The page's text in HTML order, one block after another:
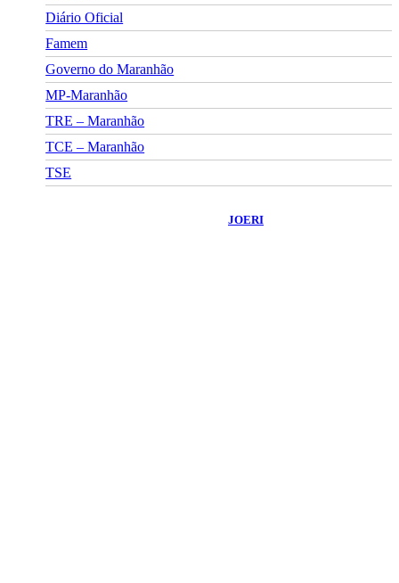
Diário Oficial
Famem
Governo do Maranhão
MP-Maranhão
TRE – Maranhão
TCE – Maranhão
TSE
JOERI